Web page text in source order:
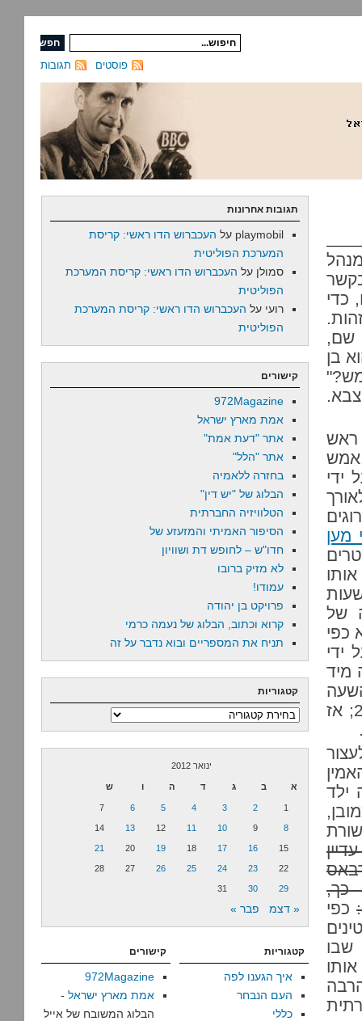
תגובות פוסטים
כדי
שם,
בן
ראש
אמש
ידי
מען
לקחו אותו
של
כפי
נעצר בסביבות השעה 16:00 על ידי
מיד
18:00, אך נמנע ממנו מלראות את בנו עד השעה 21:00; אז
להאמין
ילד
כך,
כפי
שבו
תגובות אחרונות
playmobil על העכברוש הדו ראשי: קריסת
המערכת הפוליטית
סמולן על העכברוש הדו ראשי: קריסת המערכת
הפוליטית
רועי על העכברוש הדו ראשי: קריסת המערכת
הפוליטית
קישורים
972Magazine
אמת מארץ ישראל
אתר "דעת אמת"
אתר "הלל"
בחזרה ללאמיה
הבלוג של "יש דין"
הטלוויזיה החברתית
הסיפור האמיתי והמזעזע של
חדו"ש – לחופש דת ושוויון
לא מזיק ברובו
עמודו!
פרויקט בן יהודה
קרוא וכתוב, הבלוג של נעמה כרמי
תניח את המספריים ובוא נדבר על זה
קטגוריות
קטגוריות
ינואר 2012
א ב ג ד ה ו ש
1
2
3
4
5
6
7
8
9
10
11
12
13
14
15
16
17
18
19
20
21
22
23
24
25
26
27
28
29
30
31
« דצמ פבר »
קטגוריות
איך הגענו לפה
העם הנבחר
כללי
קישורים
972Magazine
אמת מארץ ישראל -
הבלוג המשובח של אייל